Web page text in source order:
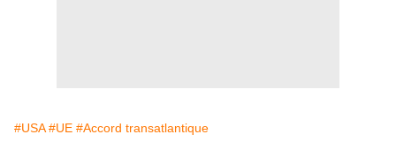
#USA #UE #Accord transatlantique